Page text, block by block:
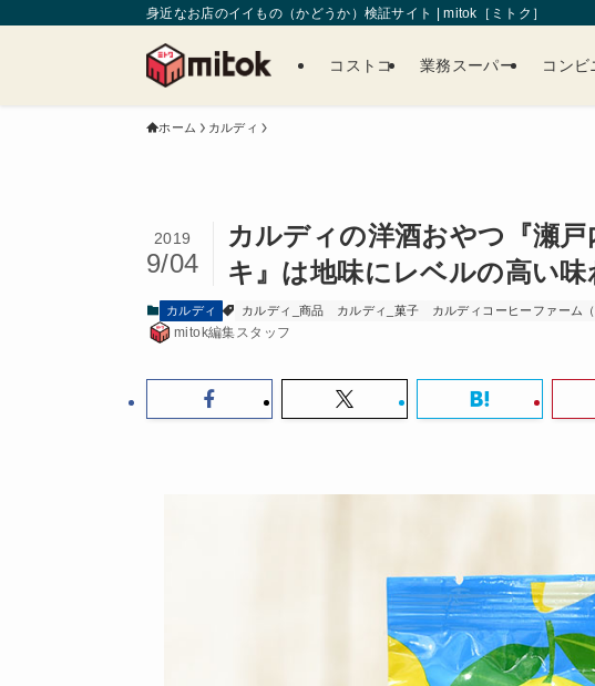
身近なお店のイイもの（かどうか）検証サイト | mitok［ミトク］
コストコ 業務スーパー コンビ
ホーム カルディ
カルディの洋酒おやつ『瀬
キ』は地味にレベルの高い味
2019
9/04
カルディ カルディ_商品 カルディ_菓子 カルディコーヒーファーム
mitok編集スタッフ